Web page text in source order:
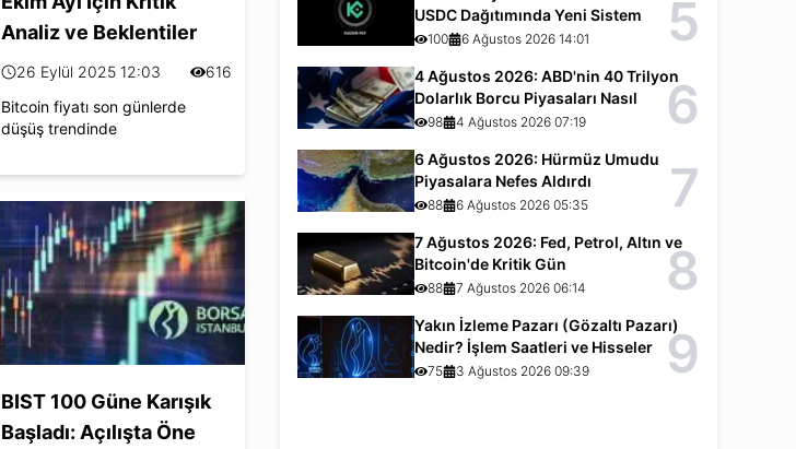
Analiz ve Beklentiler
26 Eylül 2025 12:03
616
Bitcoin fiyatı son günlerde
düşüş trendinde
BIST 100 Güne Karışık
Başladı: Açılışta Öne
USDC Dağıtımında Yeni Sistem
100 6 Ağustos 2026 14:01 5
4 Ağustos 2026: ABD'nin 40 Trilyon
Dolarlık Borcu Piyasaları Nasıl
Etkiliyor?
98 4 Ağustos 2026 07:19 6
6 Ağustos 2026: Hürmüz Umudu
Piyasalara Nefes Aldırdı
88 6 Ağustos 2026 05:35 7
7 Ağustos 2026: Fed, Petrol, Altın ve
Bitcoin'de Kritik Gün
88 7 Ağustos 2026 06:14 8
Yakın İzleme Pazarı (Gözaltı Pazarı)
Nedir? İşlem Saatleri ve Hisseler
75 3 Ağustos 2026 09:39 9